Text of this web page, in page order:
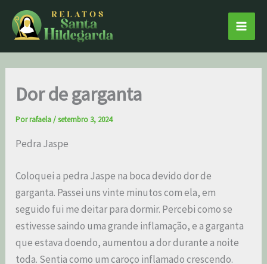
para
Main
Dor de garganta
Porrafaela/setembro 3, 2024
Pedra Jaspe
Coloquei a pedra Jaspe na boca devido dor de
garganta. Passei uns vinte minutos com ela, em
seguido fui me deitar para dormir. Percebi como se
estivesse saindo uma grande inflamação, e a garganta
que estava doendo, aumentou a dor durante a noite
toda. Sentia como um caroço inflamado crescendo.